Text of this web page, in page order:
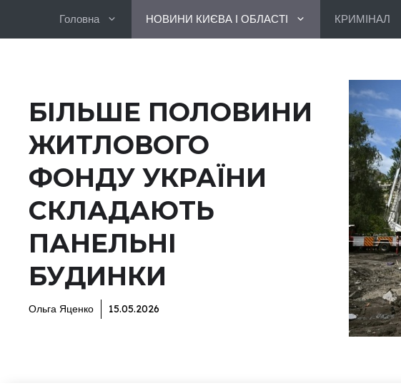
Головна НОВИНИ КИЄВА І ОБЛАСТІ КРИМІНАЛ
БІЛЬШЕ ПОЛОВИНИ
ЖИТЛОВОГО
ФОНДУ УКРАЇНИ
СКЛАДАЮТЬ
ПАНЕЛЬНІ
БУДИНКИ
Ольга Яценко 15.05.2026